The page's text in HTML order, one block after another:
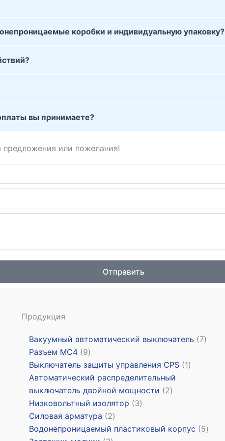
коробки и индивидуальную упаковку?
вы принимаете?
или пожелания!
Отправить
Продукция
Вакуумный автоматический выключатель 7
Разъем MC4 9
Выключатель защиты управления CPS 1
Автоматический распределительный
выключатель двойной мощности
2
Низковольтный изолятор 3
Силовая арматура 2
Водонепроницаемый пластиковый корпус 5